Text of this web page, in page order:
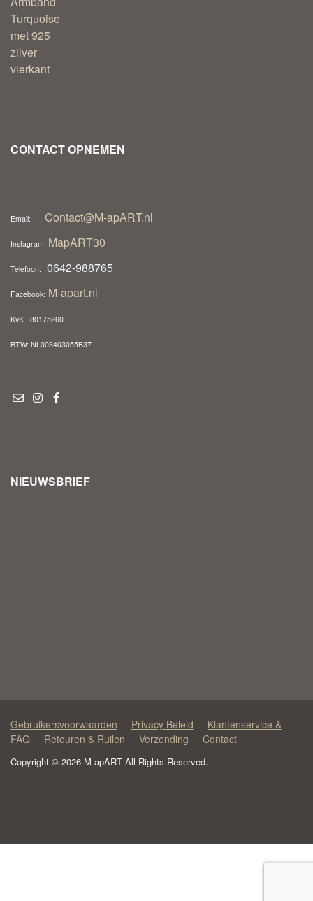
CONTACT OPNEMEN
Email: Contact@M-apART.nl
Instagram: MapART30
Telefoon: 0642-988765
Facebook: M-apart.nl
KvK : 80175260
BTW: NL003403055B37
NIEUWSBRIEF
Gebruikersvoorwaarden Privacy Beleid
Klantenservice &
FAQ
Retouren & Ruilen Verzending Contact
Copyright © 2026 M-apART All Rights Reserved.